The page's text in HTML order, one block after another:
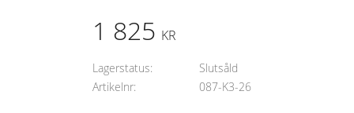
1 825 KR
Lagerstatus
Slutsåld
Artikelnr
087-K3-26